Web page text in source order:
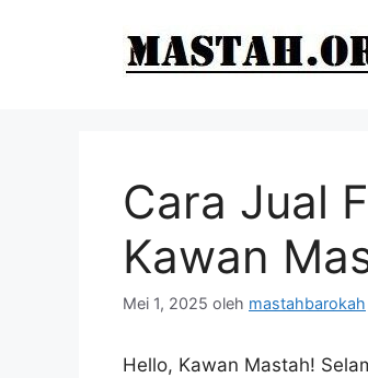
Cara Jual
Kawan
Mei 1, 2025 oleh mastahbarokah
Hello, Kawan Mastah!